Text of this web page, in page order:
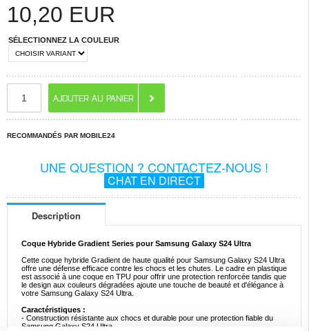
10,20 EUR
SÉLECTIONNEZ LA COULEUR
RECOMMANDÉS PAR MOBILE24
UNE QUESTION ? CONTACTEZ-NOUS !
CHAT EN DIRECT
Description
Coque Hybride Gradient Series pour Samsung Galaxy S24 Ultra
Cette coque hybride Gradient de haute qualité pour Samsung Galaxy S24 Ultra
offre une défense efficace contre les chocs et les chutes. Le cadre en plastique
est associé à une coque en TPU pour offrir une protection renforcée tandis que
le design aux couleurs dégradées ajoute une touche de beauté et d'élégance à
votre Samsung Galaxy S24 Ultra.
Caractéristiques :
- Construction résistante aux chocs et durable pour une protection fiable du
Samsung Galaxy S24 Ultra